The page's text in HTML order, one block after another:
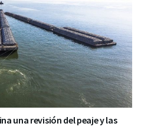
una revisión del peaje y las